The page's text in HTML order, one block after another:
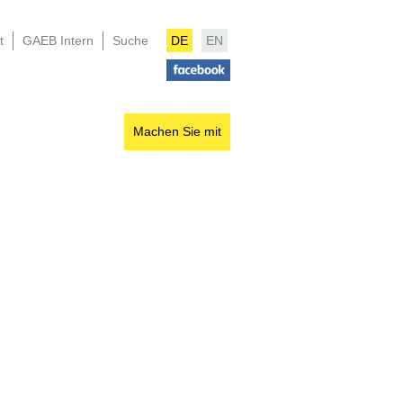
GAEB Intern Suche DE EN
Machen Sie mit